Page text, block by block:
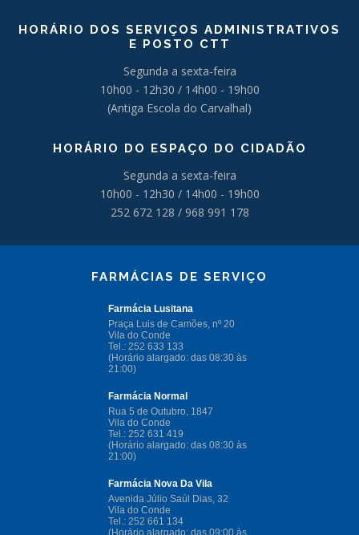
HORÁRIO DOS SERVIÇOS ADMINISTRATIVOS
E POSTO CTT
Segunda a sexta-feira
10h00 - 12h30 / 14h00 - 19h00
(Antiga Escola do Carvalhal)
HORÁRIO DO ESPAÇO DO CIDADÃO
Segunda a sexta-feira
10h00 - 12h30 / 14h00 - 19h00
252 672 128 / 968 991 178
FARMÁCIAS DE SERVIÇO